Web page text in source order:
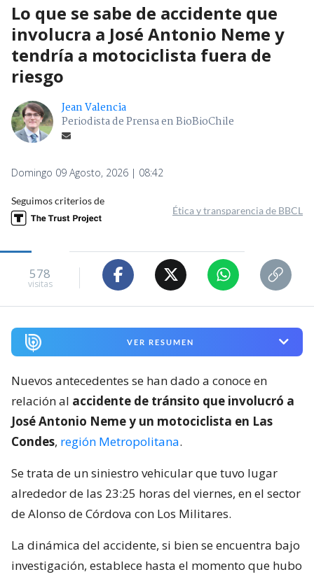
Lo que se sabe de accidente que
involucra a José Antonio Neme y
tendría a motociclista fuera de
riesgo
Jean Valencia
Periodista de Prensa en BioBioChile
Domingo 09 Agosto, 2026 | 08:42
Seguimos criterios de
Ética y transparencia de BBCL
578
visitas
VER RESUMEN
Nuevos antecedentes se han dado a conoce en
relación al accidente de tránsito que involucró a
José Antonio Neme y un motociclista en Las
Condes, región Metropolitana.
Se trata de un siniestro vehicular que tuvo lugar
alrededor de las 23:25 horas del viernes, en el sector
de Alonso de Córdova con Los Militares.
La dinámica del accidente, si bien se encuentra bajo
investigación, establece hasta el momento que hubo